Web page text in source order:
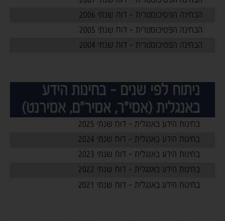
הבחינה הפסיכומטרית - דוח שנתי 2006
הבחינה הפסיכומטרית - דוח שנתי 2005
הבחינה הפסיכומטרית - דוח שנתי 2004
ניתוח לפי שנים - בחינות הידע
באנגלית (אמי"ר, אמיר"ם, אמירנט)
בחינות הידע באנגלית - דוח שנתי 2025
בחינות הידע באנגלית - דוח שנתי 2024
בחינות הידע באנגלית - דוח שנתי 2023
בחינות הידע באנגלית - דוח שנתי 2022
בחינות הידע באנגלית - דוח שנתי 2021